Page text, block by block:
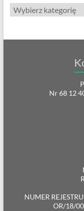
Kategorie
Nr 68 12
NUMER
OR/18/